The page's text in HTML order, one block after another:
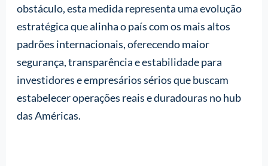
obstáculo, esta medida representa uma evolução
estratégica que alinha o país com os mais altos
padrões internacionais, oferecendo maior
segurança, transparência e estabilidade para
investidores e empresários sérios que buscam
estabelecer operações reais e duradouras no hub
das Américas.